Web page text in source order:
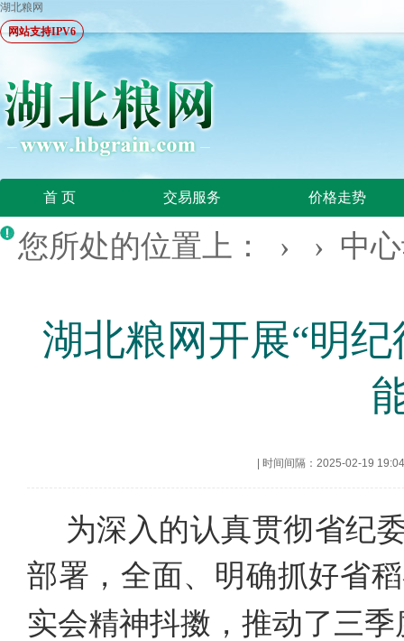
湖北粮网
网站支持IPV6
首 页 交易服务 价格走势
您所处的位置上： › › 中
湖北粮网开展“明
时间间隔：2025-02-19 19:04
为深入的认真贯彻省纪
部署，全面、明确抓好省
实会精神抖擞，推动了三